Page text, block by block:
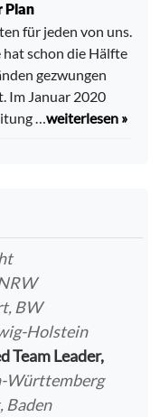
Plan
für jeden von uns.
schon die Hälfte
gezwungen
Im Januar 2020
…weiterlesen »
BW
Holstein
Team Leader,
Württemberg
Baden